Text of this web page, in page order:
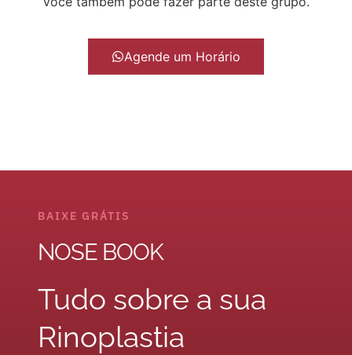
Agende um Horário
BAIXE GRÁTIS
NOSE BOOK
Tudo sobre a sua
Rinoplastia